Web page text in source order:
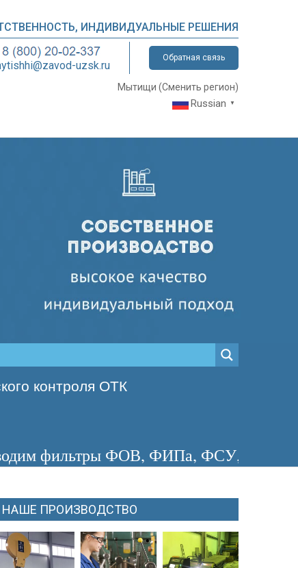
ИНДИВИДУАЛЬНЫЕ РЕШЕНИЯ
uzsk.ru
Обратная связь
Мытищи (Сменить регион)
Russian ▼
контроля ОТК
ФОВ, ФИПа, ФСУ, сосуды с
НАШЕ ПРОИЗВОДСТВО